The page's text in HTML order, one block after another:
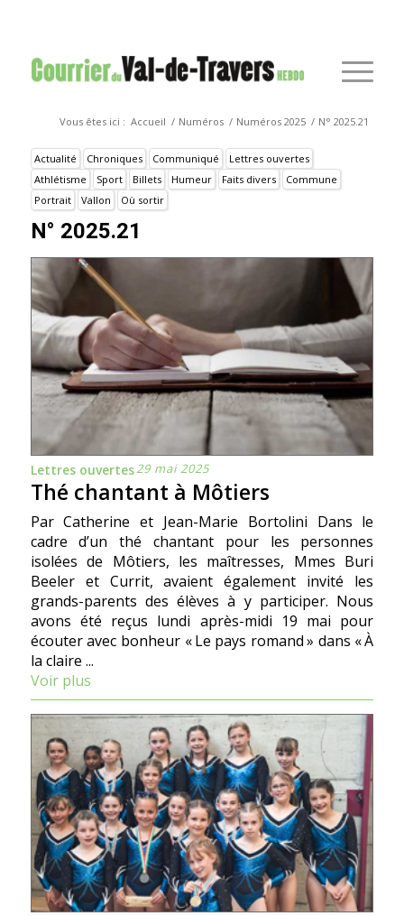
Vous êtes ici : Accueil / Numéros / Numéros 2025 / N° 2025.21
Actualité Chroniques Communiqué
Lettres ouvertes
Athlétisme
Sport Billets Humeur Faits divers
Commune
Portrait
Vallon Où sortir
N° 2025.21
Lettres ouvertes29 mai 2025
Thé chantant à Môtiers
Par Catherine et Jean-Marie Bortolini Dans le
cadre d’un thé chantant pour les personnes
isolées de Môtiers, les maîtresses, Mmes Buri
Beeler et Currit, avaient également invité les
grands-parents des élèves à y participer. Nous
avons été reçus lundi après-midi 19 mai pour
écouter avec bonheur « Le pays romand » dans « À
la claire ...
Voir plus